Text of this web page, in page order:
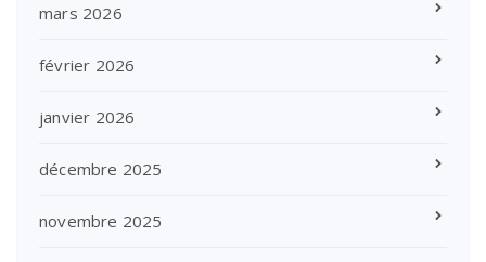
mars 2026
février 2026
janvier 2026
décembre 2025
novembre 2025